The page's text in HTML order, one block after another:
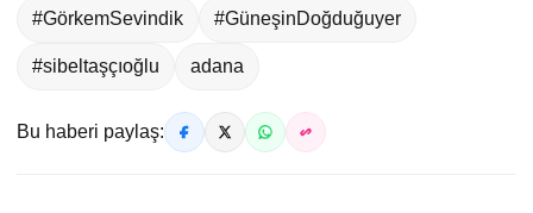
#GörkemSevindik #GüneşinDoğduğuyer
#sibeltaşçıoğlu adana
Bu haberi paylaş: